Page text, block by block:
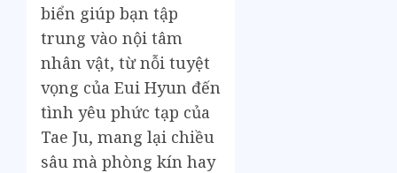
biển giúp bạn tập
trung vào nội tâm
nhân vật, từ nỗi tuyệt
vọng của Eui Hyun đến
tình yêu phức tạp của
Tae Ju, mang lại chiều
sâu mà phòng kín hay